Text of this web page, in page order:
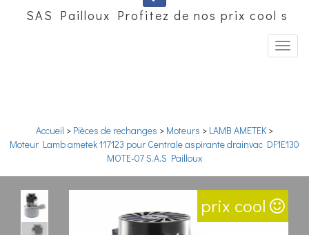
SAS Pailloux Profitez de nos prix cool sur
Accueil > Pièces de rechanges > Moteurs > LAMB AMETEK>
Moteur Lamb ametek 117123 pour Centrale aspirante drainvac DF1E130
MOTE-07 S.A.S Pailloux
prix cool